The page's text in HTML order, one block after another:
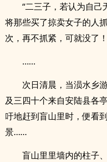
“二三子，若认为自己
将那些买了掠卖女子的人
次，再不抓紧，可就没了
……
次日清晨，当涢水乡
及三四十个来自安陆县各
吁地赶到盲山里时，便看
景……
盲山里里墙内的柱子